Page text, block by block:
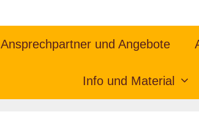
Ansprechpartner und Angebote
Info und Material